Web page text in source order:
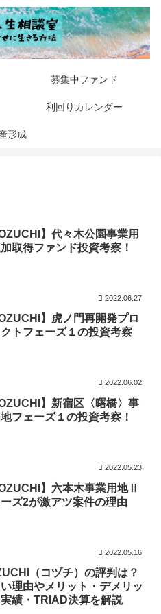
募集中ファンド
利回りカレンダー
形成
】代々木公園事業用
取得ファンド投資考察！
2022.06.27
】虎ノ門再開発プロ
トフェーズ１の投資考察
2022.06.02
】新宿区〈曙橋〉事
フェーズ１の投資考察！
2022.05.23
】六本木事業用地Ⅱ
ズ2が激アツ案件の理由
2022.05.16
（コヅチ）の評判は？
理由やメリット・デメリッ
実績・TRIAD決算を解説